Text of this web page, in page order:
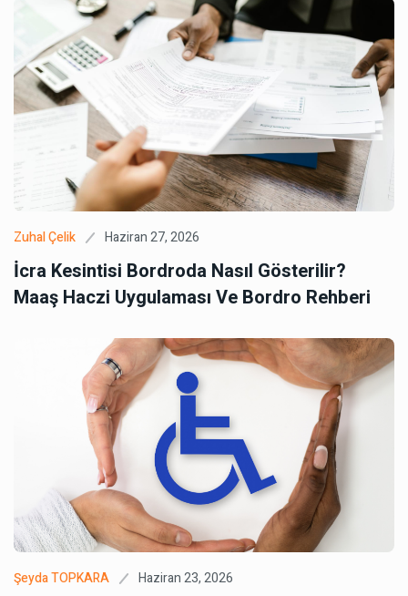
Zuhal Çelik Haziran 27, 2026
İcra Kesintisi Bordroda Nasıl Gösterilir?
Maaş Haczi Uygulaması Ve Bordro Rehberi
Şeyda TOPKARA Haziran 23, 2026